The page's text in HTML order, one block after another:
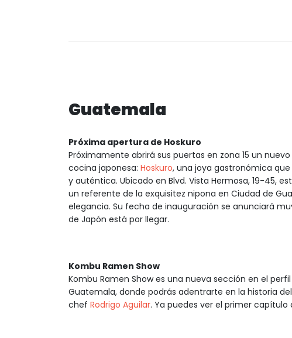
Guatemala
Próxima apertura de Hoskuro
Próximamente abrirá sus puertas en zona 15 un
cocina japonesa: Hoskuro, una joya gastronómica
y auténtica. Ubicado en Blvd. Vista Hermosa, 19-45,
un referente de la exquisitez nipona en Ciudad de
elegancia. Su fecha de inauguración se anunciará
de Japón está por llegar.
Kombu Ramen Show
Kombu Ramen Show es una nueva sección en el
Guatemala, donde podrás adentrarte en la historia
chef Rodrigo Aguilar. Ya puedes ver el primer capítulo